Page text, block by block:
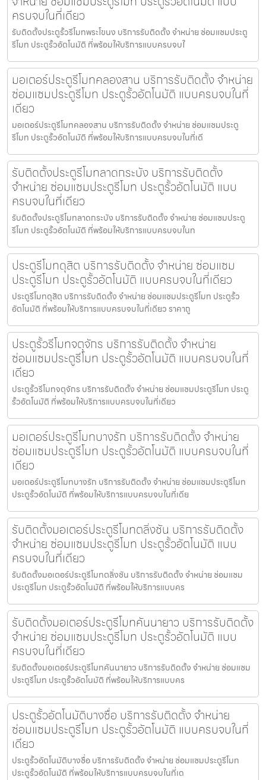
ครบจบในที่เดียว
รับติดตั้งประตูรั้วรีโมทพระโขนง บริการรับติดตั้ง จำหน่าย ซ่อมแซมประตู
รีโมท ประตูรั้วอัตโนมัติ ที่พร้อมให้บริการแบบครบจบใ
มอเตอร์ประตูรีโมทคลองสาน บริการรับติดตั้ง จำหน่าย
ซ่อมแซมประตูรีโมท ประตูรั้วอัตโนมัติ แบบครบจบในที่
เดียว
มอเตอร์ประตูรีโมทคลองสาน บริการรับติดตั้ง จำหน่าย ซ่อมแซมประตู
รีโมท ประตูรั้วอัตโนมัติ ที่พร้อมให้บริการแบบครบจบในที่เดี
รับติดตั้งประตูรีโมทลาดกระบัง บริการรับติดตั้ง
จำหน่าย ซ่อมแซมประตูรีโมท ประตูรั้วอัตโนมัติ แบบ
ครบจบในที่เดียว
รับติดตั้งประตูรีโมทลาดกระบัง บริการรับติดตั้ง จำหน่าย ซ่อมแซมประตู
รีโมท ประตูรั้วอัตโนมัติ ที่พร้อมให้บริการแบบครบจบในท
ประตูรีโมทดุสิต บริการรับติดตั้ง จำหน่าย ซ่อมแซม
ประตูรีโมท ประตูรั้วอัตโนมัติ แบบครบจบในที่เดียว
ประตูรีโมทดุสิต บริการรับติดตั้ง จำหน่าย ซ่อมแซมประตูรีโมท ประตูรั้ว
อัตโนมัติ ที่พร้อมให้บริการแบบครบจบในที่เดียว ราคาถู
ประตูรั้วรีโมทจตุจักร บริการรับติดตั้ง จำหน่าย
ซ่อมแซมประตูรีโมท ประตูรั้วอัตโนมัติ แบบครบจบในที่
เดียว
ประตูรั้วรีโมทจตุจักร บริการรับติดตั้ง จำหน่าย ซ่อมแซมประตูรีโมท ประตู
รั้วอัตโนมัติ ที่พร้อมให้บริการแบบครบจบในที่เดียว
มอเตอร์ประตูรีโมทบางรัก บริการรับติดตั้ง จำหน่าย
ซ่อมแซมประตูรีโมท ประตูรั้วอัตโนมัติ แบบครบจบในที่
เดียว
มอเตอร์ประตูรีโมทบางรัก บริการรับติดตั้ง จำหน่าย ซ่อมแซมประตูรีโมท
ประตูรั้วอัตโนมัติ ที่พร้อมให้บริการแบบครบจบในที่เดีย
รับติดตั้งมอเตอร์ประตูรีโมทตลิ่งชัน บริการรับติดตั้ง
จำหน่าย ซ่อมแซมประตูรีโมท ประตูรั้วอัตโนมัติ แบบ
ครบจบในที่เดียว
รับติดตั้งมอเตอร์ประตูรีโมทตลิ่งชัน บริการรับติดตั้ง จำหน่าย ซ่อมแซม
ประตูรีโมท ประตูรั้วอัตโนมัติ ที่พร้อมให้บริการแบบคร
รับติดตั้งมอเตอร์ประตูรีโมทคันนายาว บริการรับติดตั้ง
จำหน่าย ซ่อมแซมประตูรีโมท ประตูรั้วอัตโนมัติ แบบ
ครบจบในที่เดียว
รับติดตั้งมอเตอร์ประตูรีโมทคันนายาว บริการรับติดตั้ง จำหน่าย ซ่อมแซม
ประตูรีโมท ประตูรั้วอัตโนมัติ ที่พร้อมให้บริการแบบคร
ประตูรั้วอัตโนมัติบางซื่อ บริการรับติดตั้ง จำหน่าย
ซ่อมแซมประตูรีโมท ประตูรั้วอัตโนมัติ แบบครบจบในที่
เดียว
ประตูรั้วอัตโนมัติบางซื่อ บริการรับติดตั้ง จำหน่าย ซ่อมแซมประตูรีโมท
ประตูรั้วอัตโนมัติ ที่พร้อมให้บริการแบบครบจบในที่เด